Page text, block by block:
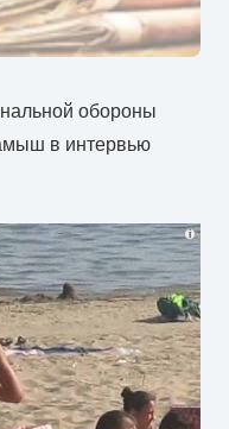
обороны
в интервью
i